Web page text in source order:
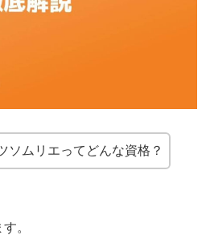
ソムリエってどんな資格？
。